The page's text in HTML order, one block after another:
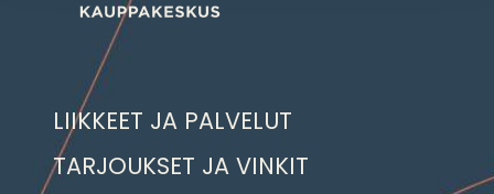
LIIKKEET JA PALVELUT
TARJOUKSET JA VINKIT